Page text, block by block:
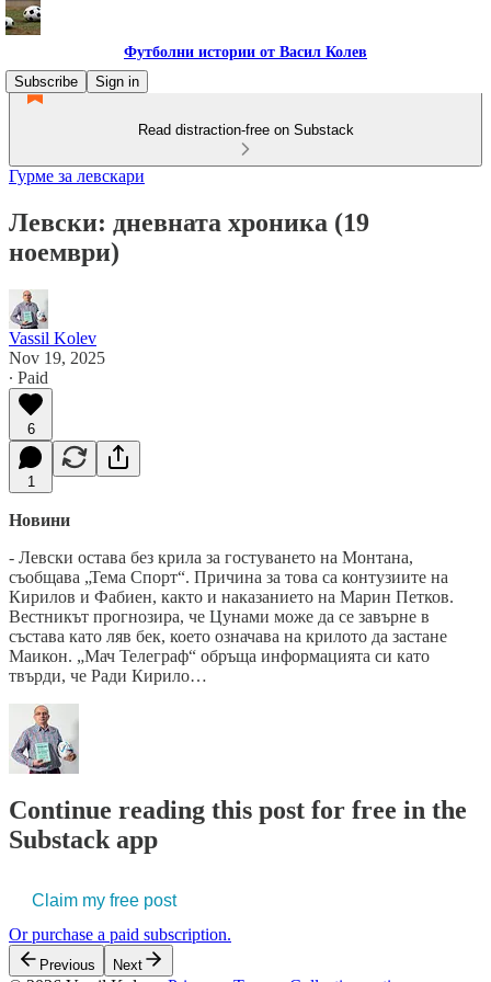
Футболни истории от Васил Колев
Subscribe
Sign in
Read distraction-free on Substack
Гурме за левскари
Левски: дневната хроника (19
ноември)
Vassil Kolev
Nov 19, 2025
∙ Paid
6
1
Новини
- Левски остава без крила за гостуването на Монтана,
съобщава „Тема Спорт“. Причина за това са контузиите на
Кирилов и Фабиен, както и наказанието на Марин Петков.
Вестникът прогнозира, че Цунами може да се завърне в
състава като ляв бек, което означава на крилото да застане
Маикон. „Мач Телеграф“ обръща информацията си като
твърди, че Ради Кирило…
Continue reading this post for free in the
Substack app
Claim my free post
Or purchase a paid subscription.
Previous Next